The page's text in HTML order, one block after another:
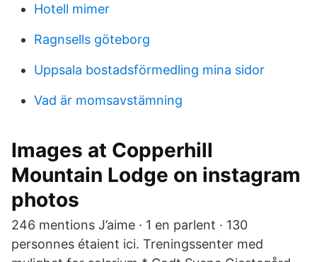
Hotell mimer
Ragnsells göteborg
Uppsala bostadsförmedling mina sidor
Vad är momsavstämning
Images at Copperhill
Mountain Lodge on instagram
photos
246 mentions J’aime · 1 en parlent · 130
personnes étaient ici. Treningssenter med